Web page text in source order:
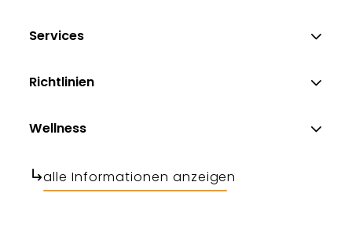
Services
Richtlinien
Wellness
alle Informationen anzeigen